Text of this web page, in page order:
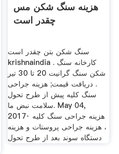
هزینه سنگ شکن مس
چقدر است
سنگ شکن بتن چقدر است
krishnaindia . کارخانه سنگ
شکن سنگ گرانیت 20 تا 30 تیر
. دریافت قیمت; هزینه جراحی
سنگ کلیه پیش از طرح تحول
سلامت نبض ما. May 04,
2017· هزینه جراحی سنگ کلیه
، هزینه جراحی پروستات و هزینه
دستگاه سوند بعد از طرح تحول